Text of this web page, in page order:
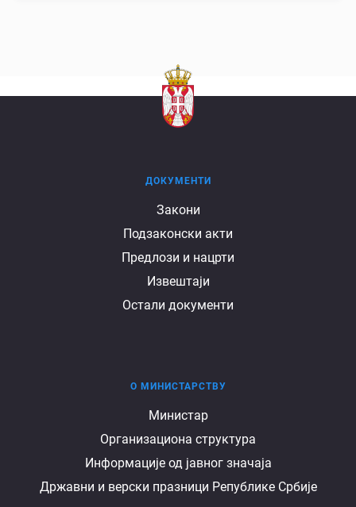
ДОКУМЕНТИ
Закони
Подзаконски акти
Предлози и нацрти
Извештаји
Остали документи
министарству
О МИНИСТАРСТВУ
Министар
Организациона структура
Информације од јавног значаја
Државни и верски празници Републике Србије